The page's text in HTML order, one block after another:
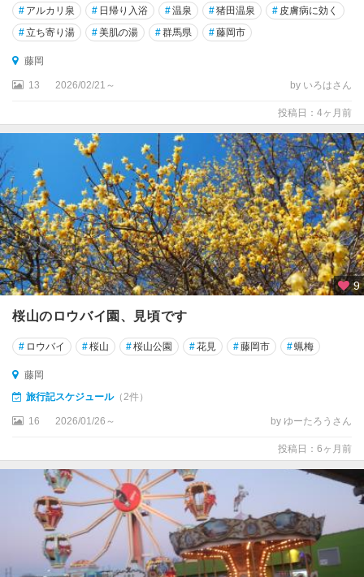
牧
赤
城
渋
・
保
草
津
・
万
座
・
四
原
湯
・
・
沼
# アルカリ泉 # 日帰り入浴 #温泉 #猪田温泉 # 皮膚病に効く
#立ち寄り湯 #美肌の湯 #群馬県 #藤岡市
藤岡
13 2026/02/21～ by いろはさん
投稿日：4ヶ月前
9
桜山のロウバイ園、見頃です
# ロウバイ #桜山 #桜山公園 #花見 #藤岡市 #蝋梅
藤岡
旅行記スケジュール（2件）
16 2026/01/26～ by ゆーたろうさん
投稿日：6ヶ月前